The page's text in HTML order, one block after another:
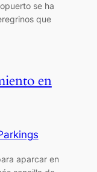
se ha
que
en
aparcar en